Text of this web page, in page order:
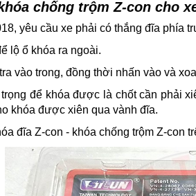
chống trộm Z-con cho
yêu cầu xe phải có thắng đĩa phía
lộ ổ khóa ra ngoài.
vào trong, đồng thời nhấn vào và
để khóa được là chốt cần phải
khóa được xiên qua vành đĩa.
đĩa Z-con - khóa chống trộm Z-con